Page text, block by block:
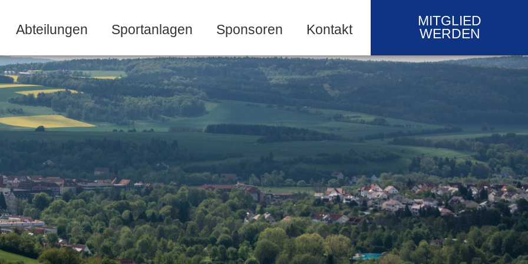
Abteilungen Sportanlagen Sponsoren Kontakt
MITGLIED
WERDEN